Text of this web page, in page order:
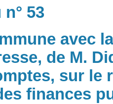
53
avec
de M.
sur le
finances